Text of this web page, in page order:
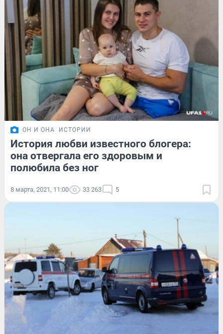
ОН И ОНА ИСТОРИИ
История любви известного блогера:
она отвергала его здоровым и
полюбила без ног
8 марта, 2021, 11:00 33 263 5